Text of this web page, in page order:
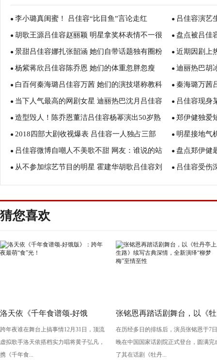
● 李小璐真闺蜜！ 吕佳容“比目鱼”言论走红 ● 吕佳容演艺
● 胡歌王源吕佳容赵丽颖 明星拿奖杯表情不一很
精彩
● 盘点被吕佳
丹尼斯吴
● 景甜吕佳容娜扎张韶涵 她们自带话题独有圈粉
魅力
● 近期因剧上
瑜
● 杨紫蒋欣吕佳容陈乔恩 她们的体重忽胖忽瘦 ● 迪丽热巴胡
这么火
● 白百何秦海璐吕佳容万茜 她们的演技堪称教科
书
● 秦海璐万茜
青衣
● 当下人气最高的网剧女星 迪丽热巴沈月吕佳容
白冰
● 吕佳容现身
● 造型毁人！陈乔恩董洁吕佳容杨幂演出50岁熟
女感
● 郑伊健独爱
容
● 2018四部大剧收视爆表 吕佳容一人独占三部 ● 明星接地气
高圆圆
● 吕佳容微博自嘲人不美歌不甜 网友：谁说的站
出来
● 盘点郑伊健
邱淑贞
● 从不参加综艺节目的明星 霍建华胡歌吕佳容刘
亦菲
● 吕佳容受伤
猜您喜欢
洛天依《千年食谱颂-好饿
版》：跨年夜最萌“食”光！
跨年夜谁在舞台上搞事情12月31日，顶流
虚拟歌手洛天依搭档实力唱将黄子弘凡，
携《千年食...
张铭恩再踏话剧舞台，以《牡
丹亭上三生路》续写古典深
情，全新演绎“柳梦梅”至情至
在历经多日的排练后，演员张铭恩于7日
晚在中国国家话剧院正式登台，圆满完
了其在话剧《牡丹...